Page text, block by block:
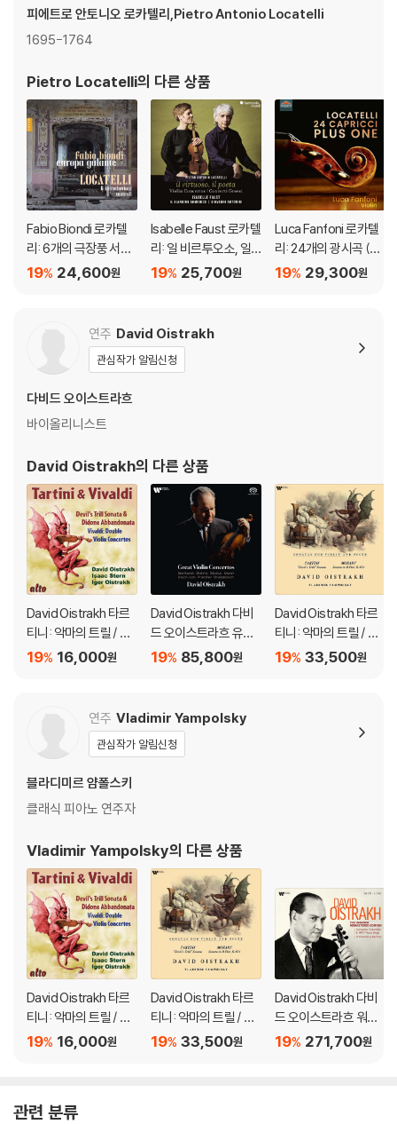
피에트로 안토니오 로카텔리,Pietro Antonio Locatelli
1695-1764
Pietro Locatelli의 다른 상품
Fabio Biondi 로카텔
리: 6개의 극장풍 서곡,
바이올린 협주곡 A장
erto per violino e arc
24,600원
19%
Isabelle Faust 로카텔
리: 일 비르투오소, 일
포에타 (Locatelli:l Vir
25,700원
19%
Luca Fanfoni 로카텔
리: 24개의 광시곡 (Lo
catelli: 24 Capricci O
29,300원
19%
연주 David Oistrakh
관심작가 알림신청
다비드 오이스트라흐
바이올리니스트
David Oistrakh의 다른 상품
David Oistrakh 타르
티니: 악마의 트릴 / 비
발디: 버림받은 디도 소
16,000원
19%
David Oistrakh 다비
드 오이스트라흐 유명
바이올린 협주곡 모음
brid 박스세트]
85,800원
19%
David Oistrakh 타르
티니: 악마의 트릴 / 모
차르트: 바이올린 소나
K454: Sonatas for
33,500원
19%
연주 Vladimir Yampolsky
관심작가 알림신청
블라디미르 얌폴스키
클래식 피아노 연주자
Vladimir Yampolsky의 다른 상품
David Oistrakh 타르
티니: 악마의 트릴 / 비
발디: 버림받은 디도 소
16,000원
19%
David Oistrakh 타르
티니: 악마의 트릴 / 모
차르트: 바이올린 소나
33,500원
19%
David Oistrakh 다비
드 오이스트라흐 워너
레이블 녹음 전집 (The
271,700원
19%
관련 분류